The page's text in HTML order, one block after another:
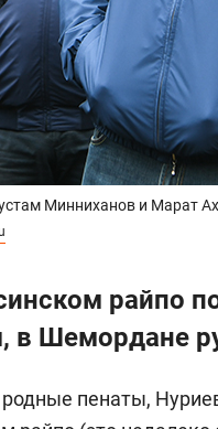
Минниханов и Марат
райпо
в Шемордане
пенаты,